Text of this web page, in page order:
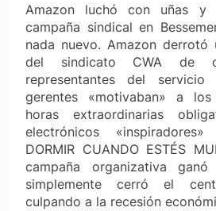
Amazon luchó con uñas y
campaña sindical en
nada nuevo. Amazon
del sindicato CWA de
representantes del
gerentes «motivaban» a
horas extraordinarias
electrónicos
DORMIR CUANDO ESTÉS
campaña organizativa ganó
simplemente cerró el
culpando a la recesión